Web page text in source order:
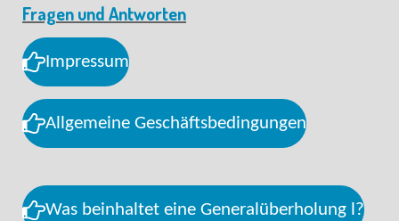
Fragen und Antworten
Impressum
Allgemeine Geschäftsbedingungen
Was beinhaltet eine Generalüberholung l?